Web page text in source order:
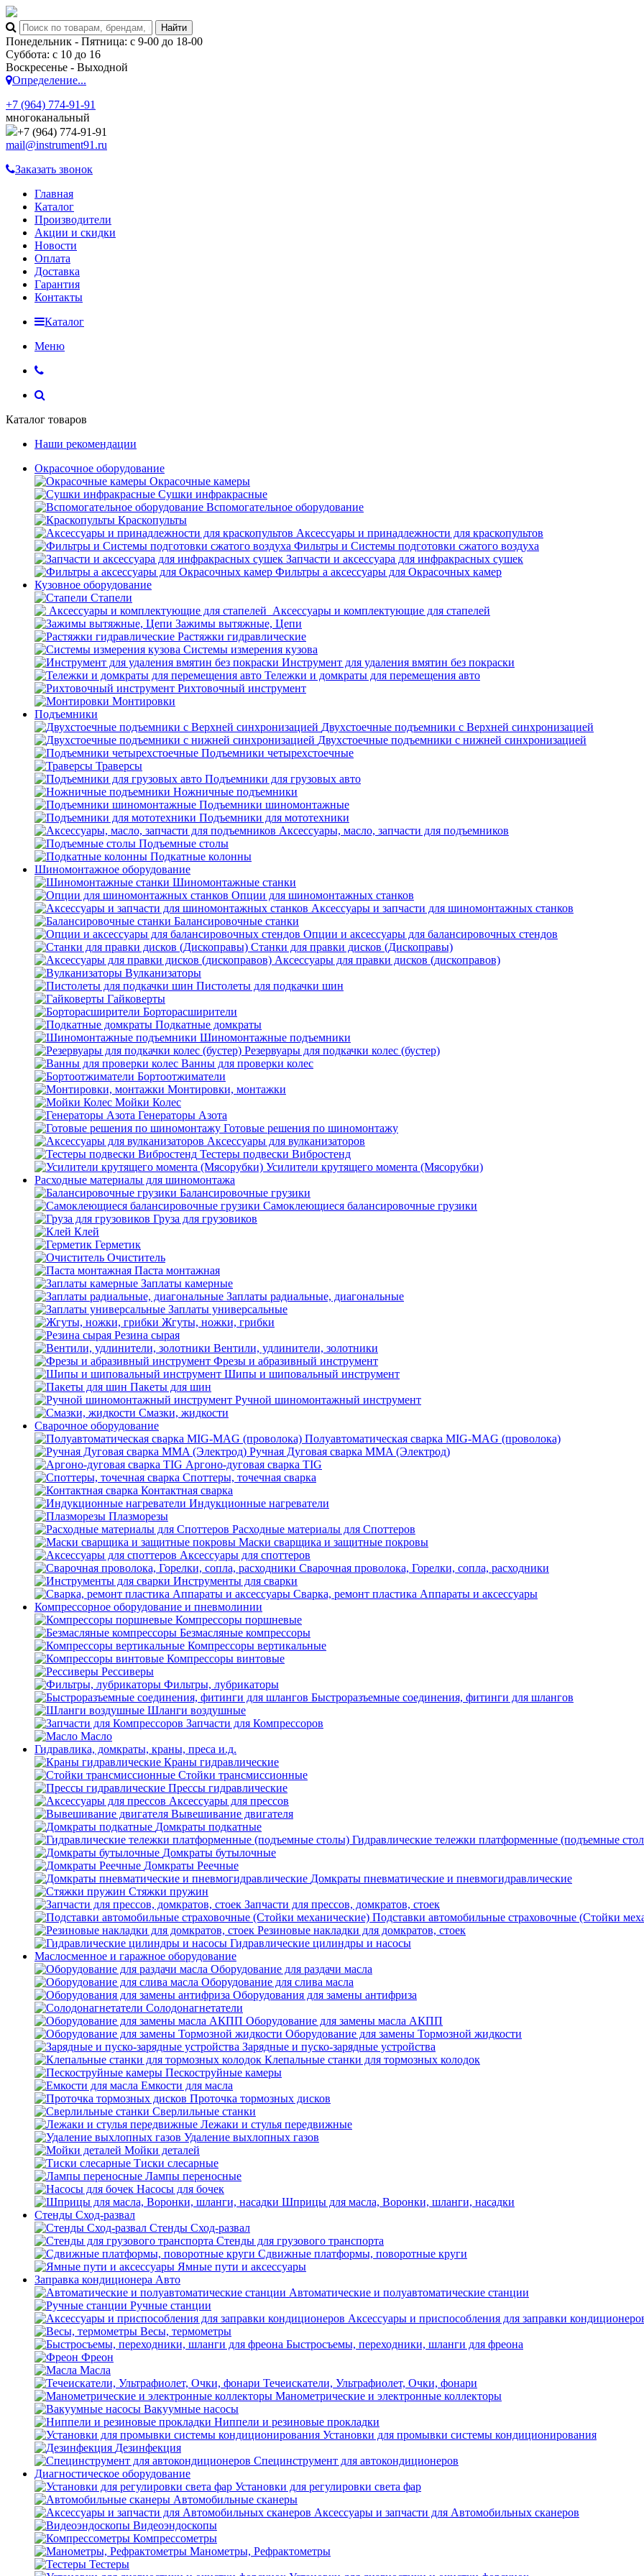
Понедельник - Пятница: с 9-00 до 18-00
Суббота: с 10 до 16
Воскресенье - Выходной
Определение...
+7 (964) 774-91-91
многоканальный
+7 (964) 774-91-91
mail@instrument91.ru
Заказать звонок
Главная
Каталог
Производители
Акции и скидки
Новости
Оплата
Доставка
Гарантия
Контакты
Каталог
Меню
Каталог товаров
Наши рекомендации
Окрасочное оборудование
Окрасочные камеры
Сушки инфракрасные
Вспомогательное оборудование
Краскопульты
Аксессуары и принадлежности для краскопультов
Фильтры и Системы подготовки сжатого воздуха
Запчасти и аксессуара для инфракрасных сушек
Фильтры а аксессуары для Окрасочных камер
Кузовное оборудование
Стапели
Аксессуары и комплектующие для стапелей
Зажимы вытяжные, Цепи
Растяжки гидравлические
Системы измерения кузова
Инструмент для удаления вмятин без покраски
Тележки и домкраты для перемещения авто
Рихтовочный инструмент
Монтировки
Подъемники
Двухстоечные подъемники с Верхней синхронизацией
Двухстоечные подъемники с нижней синхронизацией
Подъемники четырехстоечные
Траверсы
Подъемники для грузовых авто
Ножничные подъемники
Подъемники шиномонтажные
Подъемники для мототехники
Аксессуары, масло, запчасти для подъемников
Подъемные столы
Подкатные колонны
Шиномонтажное оборудование
Шиномонтажные станки
Опции для шиномонтажных станков
Аксессуары и запчасти для шиномонтажных станков
Балансировочные станки
Опции и аксессуары для балансировочных стендов
Станки для правки дисков (Дископравы)
Аксессуары для правки дисков (дископравов)
Вулканизаторы
Пистолеты для подкачки шин
Гайковерты
Борторасширители
Подкатные домкраты
Шиномонтажные подъемники
Резервуары для подкачки колес (бустер)
Ванны для проверки колес
Бортоотжиматели
Монтировки, монтажки
Мойки Колес
Генераторы Азота
Готовые решения по шиномонтажу
Аксессуары для вулканизаторов
Тестеры подвески Вибростенд
Усилители крутящего момента (Мясорубки)
Расходные материалы для шиномонтажа
Балансировочные грузики
Самоклеющиеся балансировочные грузики
Груза для грузовиков
Клей
Герметик
Очиститель
Паста монтажная
Заплаты камерные
Заплаты радиальные, диагональные
Заплаты универсальные
Жгуты, ножки, грибки
Резина сырая
Вентили, удлинители, золотники
Фрезы и абразивный инструмент
Шипы и шиповальный инструмент
Пакеты для шин
Ручной шиномонтажный инструмент
Смазки, жидкости
Сварочное оборудование
Полуавтоматическая сварка MIG-MAG (проволока)
Ручная Дуговая сварка MMA (Электрод)
Аргоно-дуговая сварка TIG
Споттеры, точечная сварка
Контактная сварка
Индукционные нагреватели
Плазморезы
Расходные материалы для Споттеров
Маски сварщика и защитные покровы
Аксессуары для споттеров
Сварочная проволока, Горелки, сопла, расходники
Инструменты для сварки
Сварка, ремонт пластика Аппараты и аксессуары
Компрессорное оборудование и пневмолинии
Компрессоры поршневые
Безмасляные компрессоры
Компрессоры вертикальные
Компрессоры винтовые
Рессиверы
Фильтры, лубрикаторы
Быстроразъемные соединения, фитинги для шлангов
Шланги воздушные
Запчасти для Компрессоров
Масло
Гидравлика, домкраты, краны, преса и.д.
Краны гидравлические
Стойки трансмиссионные
Прессы гидравлические
Аксессуары для прессов
Вывешивание двигателя
Домкраты подкатные
Гидравлические тележки платформенные (подъемные
Домкраты бутылочные
Домкраты Реечные
Домкраты пневматические и пневмогидравлические
Стяжки пружин
Запчасти для прессов, домкратов, стоек
Подставки автомобильные страховочные (Стойки
Резиновые накладки для домкратов, стоек
Гидравлические цилиндры и насосы
Маслосменное и гаражное оборудование
Оборудование для раздачи масла
Оборудование для слива масла
Оборудования для замены антифриза
Солодонагнетатели
Оборудование для замены масла АКПП
Оборудование для замены Тормозной жидкости
Зарядные и пуско-зарядные устройства
Клепальные станки для тормозных колодок
Пескоструйные камеры
Емкости для масла
Проточка тормозных дисков
Сверлильные станки
Лежаки и стулья передвижные
Удаление выхлопных газов
Мойки деталей
Тиски слесарные
Лампы переносные
Насосы для бочек
Шприцы для масла, Воронки, шланги, насадки
Стенды Сход-развал
Стенды Сход-развал
Стенды для грузового транспорта
Сдвижные платформы, поворотные круги
Ямные пути и аксессуары
Заправка кондиционера Авто
Автоматические и полуавтоматические станции
Ручные станции
Аксессуары и приспособления для заправки
Весы, термометры
Быстросъемы, переходники, шланги для фреона
Фреон
Масла
Течеискатели, Ультрафиолет, Очки, фонари
Манометрические и электронные коллекторы
Вакуумные насосы
Ниппели и резиновые прокладки
Установки для промывки системы кондиционирования
Дезинфекция
Специнструмент для автокондиционеров
Диагностическое оборудование
Установки для регулировки света фар
Автомобильные сканеры
Аксессуары и запчасти для Автомобильных сканеров
Видеоэндоскопы
Компрессометры
Манометры, Рефрактометры
Тестеры